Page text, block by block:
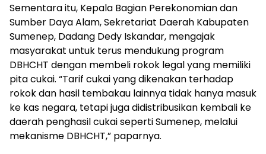
Sementara itu, Kepala Bagian Perekonomian dan
Sumber Daya Alam, Sekretariat Daerah Kabupaten
Sumenep, Dadang Dedy Iskandar, mengajak
masyarakat untuk terus mendukung program
DBHCHT dengan membeli rokok legal yang memiliki
pita cukai. “Tarif cukai yang dikenakan terhadap
rokok dan hasil tembakau lainnya tidak hanya masuk
ke kas negara, tetapi juga didistribusikan kembali ke
daerah penghasil cukai seperti Sumenep, melalui
mekanisme DBHCHT,” paparnya.